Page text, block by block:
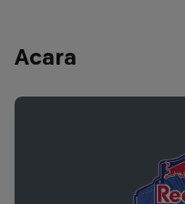
Acara